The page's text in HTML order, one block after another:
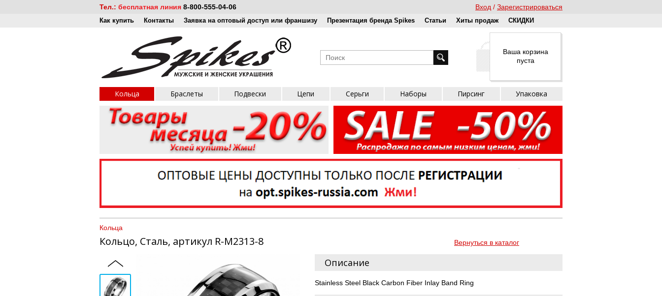
Тел.: бесплатная линия 8-800-555-04-06 Вход Зарегистрироваться
Как купить Контакты Заявка на оптовый доступ или франшизу Презентация бренда Spikes Статьи Хиты продаж СКИДКИ
Ваша корзина
пуста
Кольца Браслеты Подвески Цепи Серьги Наборы Пирсинг Упаковка
Кольца
Кольцо, Сталь, артикул R-M2313-8 Вернуться в каталог
Описание
Stainless Steel Black Carbon Fiber Inlay Band Ring